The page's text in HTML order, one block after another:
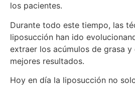
los pacientes.
Durante todo este tiempo, las
liposucción han ido
extraer los acúmulos de grasa
mejores resultados.
Hoy en día la liposucción no